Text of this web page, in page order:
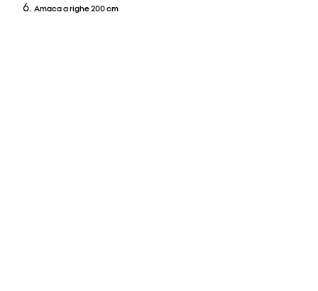
Amaca a righe 200 cm